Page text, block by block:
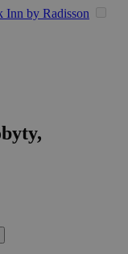
Inn by Radisson